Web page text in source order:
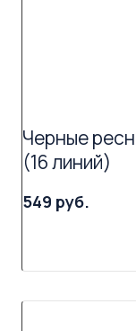
Черные
(16 линий)
549 руб.